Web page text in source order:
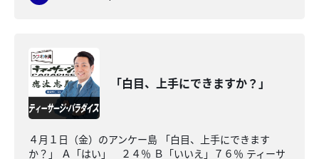
「白目、上手にできますか？」
４月１日（金）のアンケー島 「白目、上手にできます
か？」 Ａ「はい」 ２４％ Ｂ「いいえ」７６％ ティーサ